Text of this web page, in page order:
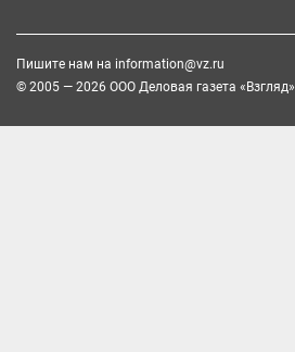
Пишите нам на information@vz.ru
© 2005 — 2026 ООО Деловая газета «Взгляд»